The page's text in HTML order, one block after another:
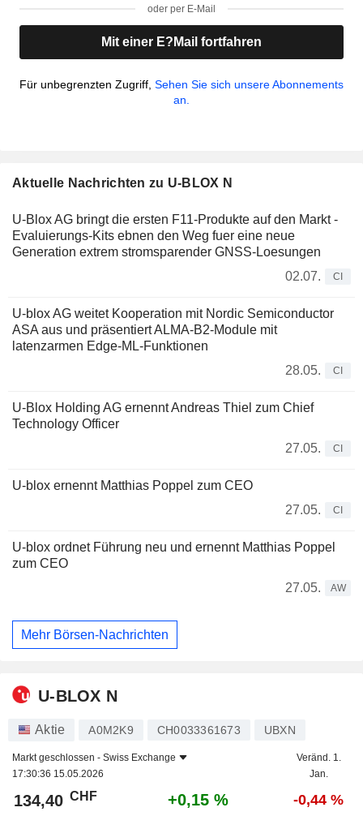
oder per E-Mail
Mit einer E?Mail fortfahren
Für unbegrenzten Zugriff, Sehen Sie sich unsere Abonnements
an.
Aktuelle Nachrichten zu U-BLOX N
U-Blox AG bringt die ersten F11-Produkte auf den Markt -
Evaluierungs-Kits ebnen den Weg fuer eine neue
Generation extrem stromsparender GNSS-Loesungen
02.07.
CI
U-blox AG weitet Kooperation mit Nordic Semiconductor
ASA aus und präsentiert ALMA-B2-Module mit
latenzarmen Edge-ML-Funktionen
28.05.
CI
U-Blox Holding AG ernennt Andreas Thiel zum Chief
Technology Officer
27.05.
CI
U-blox ernennt Matthias Poppel zum CEO
27.05.
CI
U-blox ordnet Führung neu und ernennt Matthias Poppel
zum CEO
27.05.
AW
Mehr Börsen-Nachrichten
U-BLOX N
Aktie A0M2K9 CH0033361673 UBXN
Markt geschlossen - Swiss Exchange
17:30:36 15.05.2026
Veränd. 1.
Jan.
134,40 CHF +0,15 % -0,44 %